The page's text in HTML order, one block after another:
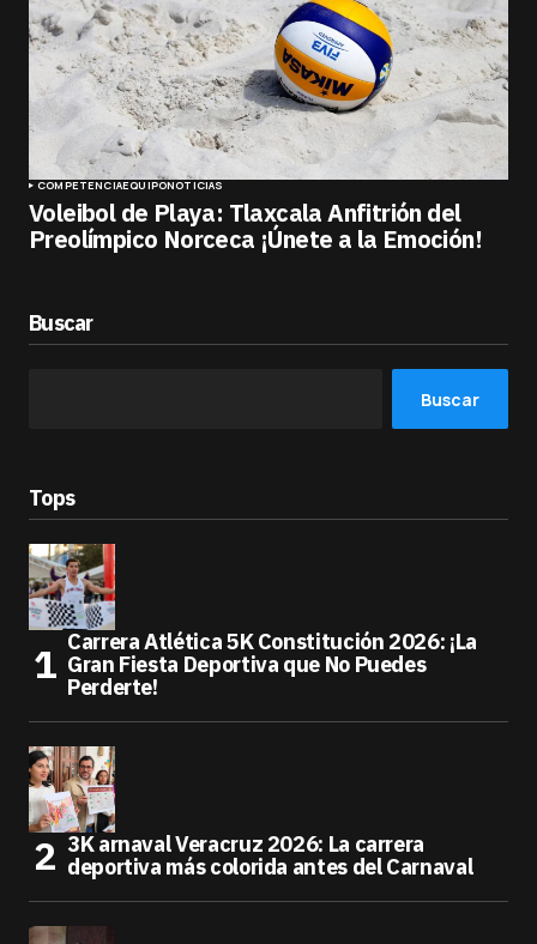
COMPETENCIAEQUIPONOTICIAS
Voleibol de Playa: Tlaxcala Anfitrión del
Preolímpico Norceca ¡Únete a la Emoción!
Buscar
Buscar
Tops
Carrera Atlética 5K Constitución 2026: ¡La
Gran Fiesta Deportiva que No Puedes
Perderte!
3K arnaval Veracruz 2026: La carrera
deportiva más colorida antes del Carnaval